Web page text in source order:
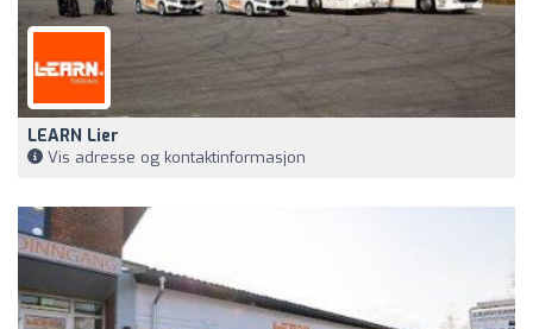
LEARN Lier
Vis adresse og kontaktinformasjon